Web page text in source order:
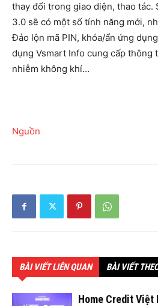
thay đổi trong giao diện, thao tác.
3.0 sẽ có một số tính năng mới,
Đảo lộn mã PIN, khóa/ẩn ứng
dụng Vsmart Info cung cấp thông
nhiễm không khí…
Nguồn
BÀI VIẾT LIÊN QUAN BÀI VIẾT
Home Credit Việt